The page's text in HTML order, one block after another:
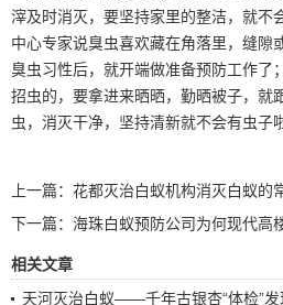
滓及时消灭，要坚持家里的整洁，就不
中心专家说臭虫喜欢藏在角落里，缝隙
臭虫习性后，就开端做准备预防工作了
招虫的，要拿进来晒晒，勤晒被子，就
虫，消灭干净，坚持清新就不会有虫子
上一篇： 花都灭治白蚁机构消灭白蚁的
下一篇： 海珠白蚁预防公司为何现代高
相关文章
天河灭治白蚁——千年古银杏“体检”发